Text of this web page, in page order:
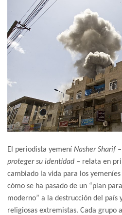
El periodista yemení Nasher Sharif
proteger su identidad – relata en
cambiado la vida para los
cómo se ha pasado de un “plan
moderno” a la destrucción del país
religiosas extremistas. Cada grupo